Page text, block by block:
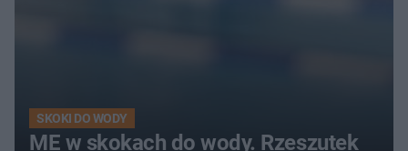
SKOKI DO WODY
ME w skokach do wody. Rzeszutek